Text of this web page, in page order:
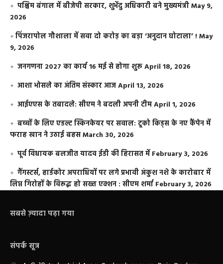
पश्चिम बंगाल में बीजेपी सरकार, शुभेंदु अधिकारी बने मुख्यमंत्रीMay 9,
2026
​पिंजरापोल गौशाला में सवा दो करोड़ का बड़ा ‘अनुदान घोटाला’ !May
9, 2026
जनगणना 2027 का कार्य 16 मई से होगा शुरूApril 18, 2026
आशा भोसले का अंतिम संस्कार आजApril 13, 2026
आईएएस के तबादले: सीएम ने बदली अपनी टीमApril 1, 2026
बच्चों के लिए एडल्ट स्किनकेयर पर सवाल: टूको किड्स के नए कैंपेन में
फराह खान ने उठाई बहसMarch 30, 2026
पूर्व विधायक बलजीत यादव ईडी की हिरासत में February 3, 2026
गैंगस्टर्स, हार्डकोर अपराधियों पर लगे प्रभावी अंकुश नशे के कारोबार में
लिप्त गिरोहों के विरूद्ध हो सख्त एक्शन : सीएम शर्मा February 3, 2026
सबसे ज़्यादा पढ़ा गया
संपर्क सूत्र